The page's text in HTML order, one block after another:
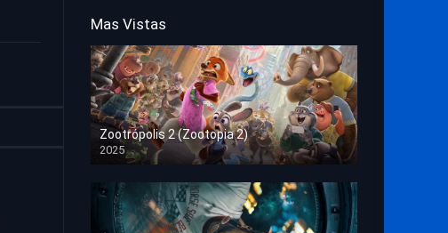
Mas Vistas
Zootrópolis 2 (Zootopia 2)
2025
HD 1080p